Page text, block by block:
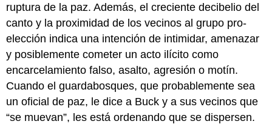
ruptura de la paz. Además, el creciente decibelio del
canto y la proximidad de los vecinos al grupo pro-
elección indica una intención de intimidar, amenazar
y posiblemente cometer un acto ilícito como
encarcelamiento falso, asalto, agresión o motín.
Cuando el guardabosques, que probablemente sea
un oficial de paz, le dice a Buck y a sus vecinos que
“se muevan”, les está ordenando que se dispersen.